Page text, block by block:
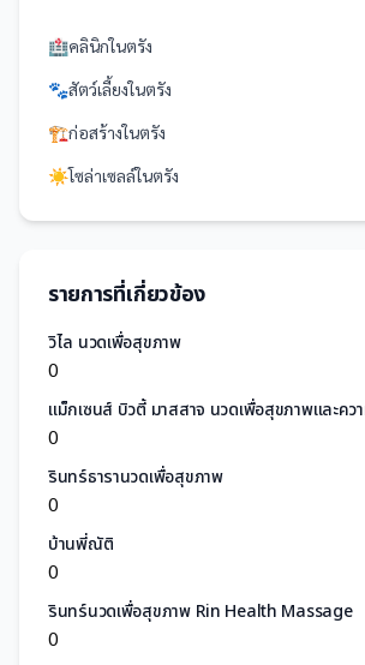
🏥คลินิกในตรัง
🐾สัตว์เลี้ยงในตรัง
🏗️ก่อสร้างในตรัง
☀️โซล่าเซลล์ในตรัง
รายการที่เกี่ยวข้อง
วิไล นวดเพื่อสุขภาพ
0
แม็กเซนส์ บิวตี้ มาสสาจ นวดเพื่อสุขภาพและคว
0
รินทร์ธารานวดเพื่อสุขภาพ
0
บ้านพี่ณัติ
0
รินทร์นวดเพื่อสุขภาพ Rin Health Massage
0